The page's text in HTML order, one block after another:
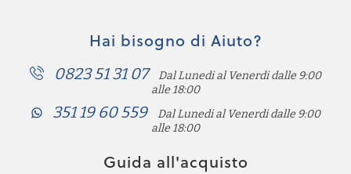
Hai bisogno di Aiuto?
0823 51 31 07
Dal Lunedi al Venerdi dalle 9:00
alle 18:00
351 19 60 559
Dal Lunedi al Venerdi dalle 9:00
alle 18:00
Guida all'acquisto